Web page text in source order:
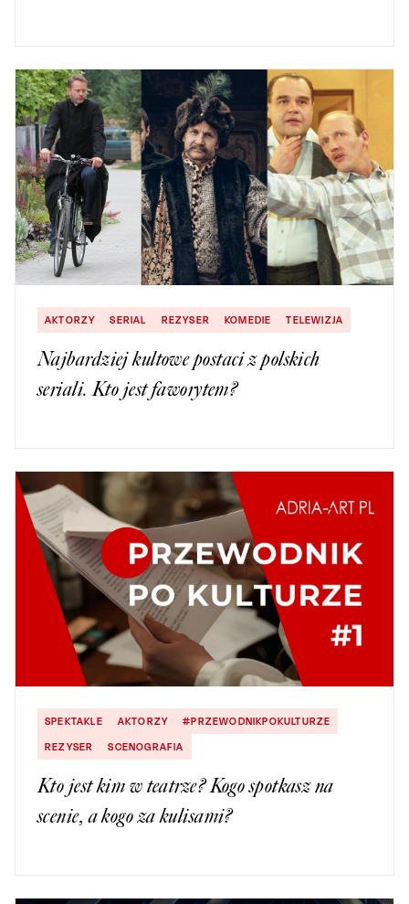
AKTORZY SERIAL REZYSER KOMEDIE TELEWIZJA
Najbardziej kultowe postaci z polskich
seriali. Kto jest faworytem?
SPEKTAKLE AKTORZY
#PRZEWODNIKPOKULTURZE
REZYSER
SCENOGRAFIA
Kto jest kim w teatrze? Kogo spotkasz na
scenie, a kogo za kulisami?